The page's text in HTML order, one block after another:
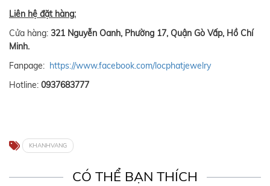
Liên hệ đặt hàng:
Cửa hàng: 321 Nguyễn Oanh, Phường 17, Quận Gò Vấp, Hồ Chí
Minh.
Fanpage: https://www.facebook.com/locphatjewelry
Hotline: 0937683777
KHANHVANG
CÓ THỂ BẠN THÍCH